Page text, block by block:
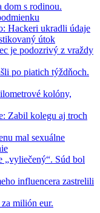
s rodinou.
Hackeri ukradli údaje
útok
je podozrivý z vraždy
po piatich týždňoch.
kolóny,
Zabil kolegu aj troch
mal sexuálne
„vyliečený“. Súd bol
influencera zastrelili
milión eur.